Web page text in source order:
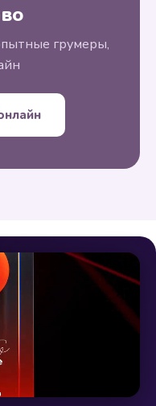
грумеры,